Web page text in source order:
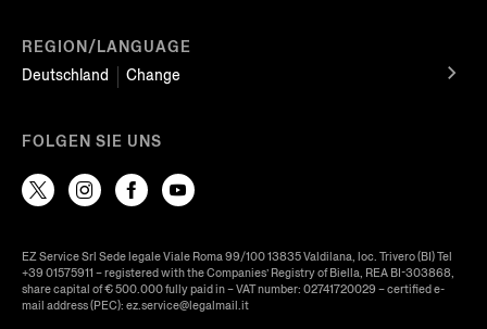
REGION/LANGUAGE
Deutschland
Change
FOLGEN SIE UNS
EZ Service Srl Sede legale Viale Roma 99/100 13835 Valdilana, loc. Trivero (BI) Tel
+39 01575911 – registered with the Companies’ Registry of Biella, REA BI-303868,
share capital of € 500.000 fully paid in – VAT number: 02741720029 – certified e-
mail address (PEC): ez.service@legalmail.it